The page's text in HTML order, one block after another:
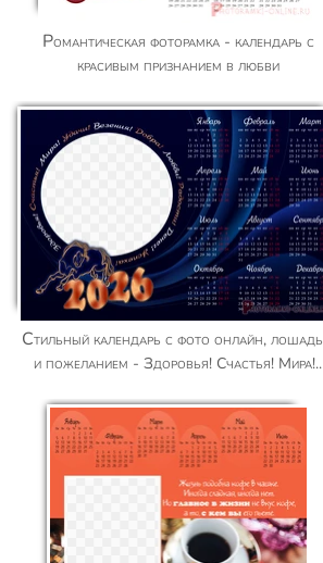
Романтическая фоторамка - календарь с
красивым признанием в любви
Стильный календарь с фото онлайн, лошадью
и пожеланием - Здоровья! Счастья! Мира!..